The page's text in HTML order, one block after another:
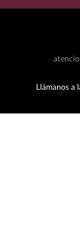
Facturación clientes
T&C Dinámica Fútbol
Llámanos a